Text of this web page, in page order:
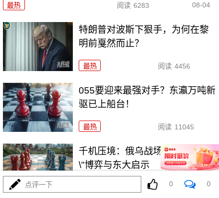
最热 阅读 6283 08-04
特朗普对波斯下狠手，为何在黎
明前戛然而止？
最热 阅读 4456
055要迎来最强对手？东瀛万吨新
驱已上船台！
最热 阅读 11045
千机压境：俄乌战场上的\"蜂群
\"博弈与东大启示
阅读 8414
点评一下 0 0